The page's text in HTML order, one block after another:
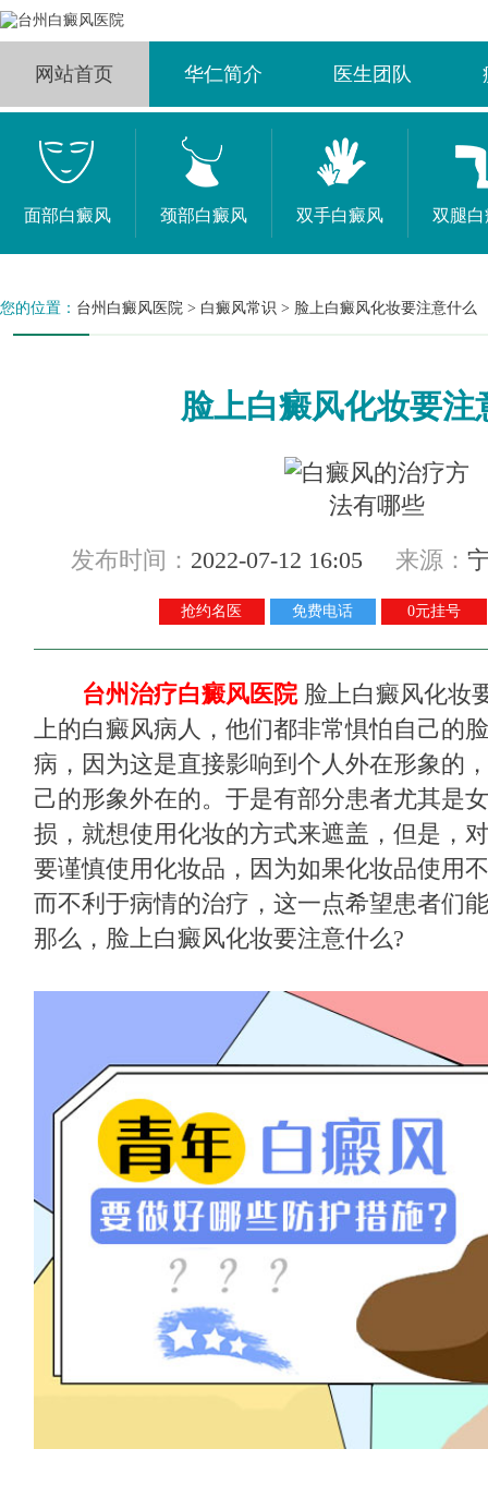
网站首页 华仁简介 医生团队
面部白癜风 颈部白癜风 双手白癜风 双腿
您的位置： 台州白癜风医院 > 白癜风常识 > 脸上白癜风化妆要注意什么
脸上白癜风化妆要注
发布时间： 2022-07-12 16:05 来源：
抢约名医 免费电话 0元挂号
台州治疗白癜风医院脸上白癜风化妆
上的白癜风病人，他们都非常惧怕自己的
病，因为这是直接影响到个人外在形象的
己的形象外在的。于是有部分患者尤其是
损，就想使用化妆的方式来遮盖，但是，
要谨慎使用化妆品，因为如果化妆品使用
而不利于病情的治疗，这一点希望患者们
那么，脸上白癜风化妆要注意什么?